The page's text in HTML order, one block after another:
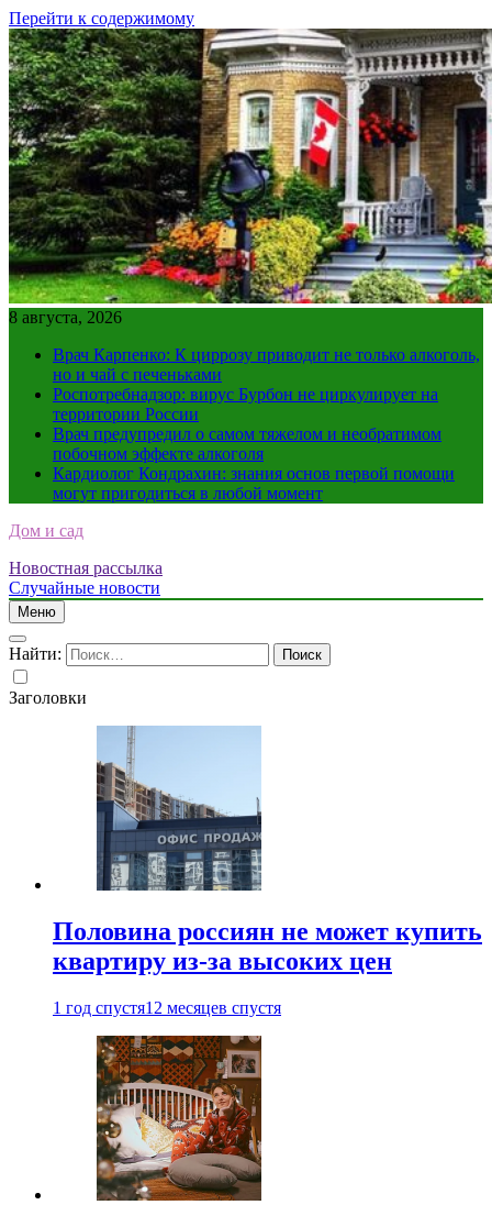
Перейти к содержимому
8 августа, 2026
Врач Карпенко: К циррозу приводит не только алкоголь,
но и чай с печеньками
Роспотребнадзор: вирус Бурбон не циркулирует на
территории России
Врач предупредил о самом тяжелом и необратимом
побочном эффекте алкоголя
Кардиолог Кондрахин: знания основ первой помощи
могут пригодиться в любой момент
Дом и сад
Новостная рассылка
Случайные новости
Меню
Найти:
Заголовки
Половина россиян не может купить
квартиру из-за высоких цен
1 год спустя12 месяцев спустя